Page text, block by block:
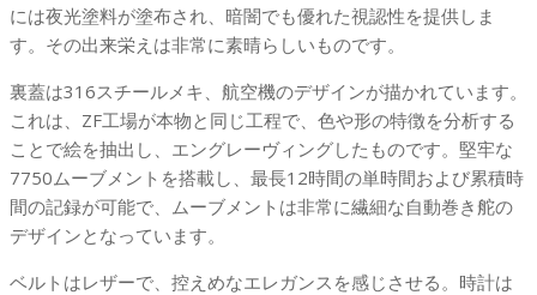
ウ
ン
ル
ト
個
には夜光塗料が塗布され、暗闇でも優れた視認性を提供しま
す。その出来栄えは非常に素晴らしいものです。
裏蓋は316スチールメキ、航空機のデザインが描かれています。
これは、ZF工場が本物と同じ工程で、色や形の特徴を分析する
ことで絵を抽出し、エングレーヴィングしたものです。堅牢な
7750ムーブメントを搭載し、最長12時間の単時間および累積時
間の記録が可能で、ムーブメントは非常に繊細な自動巻き舵の
デザインとなっています。
ベルトはレザーで、控えめなエレガンスを感じさせる。時計は